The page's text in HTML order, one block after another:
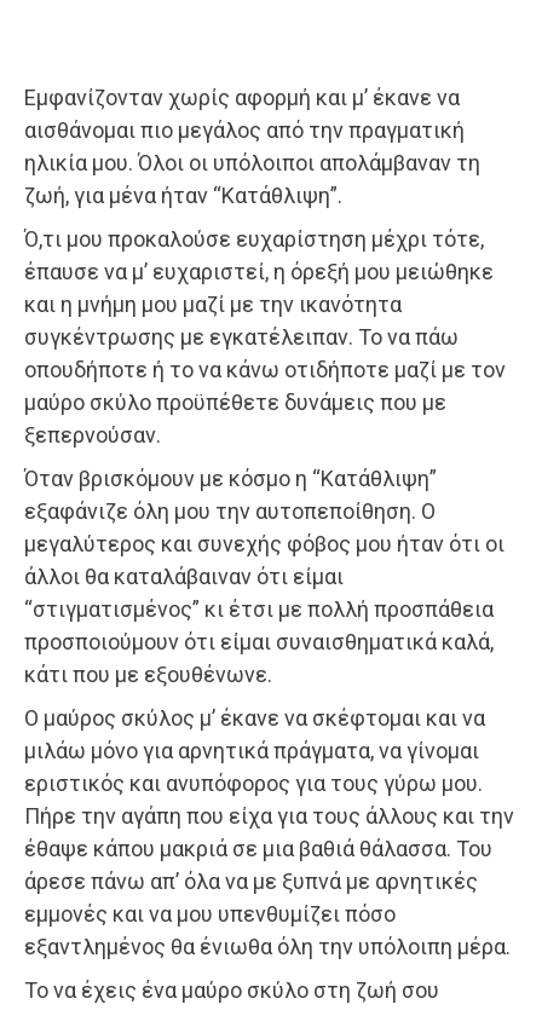
Εμφανίζονταν χωρίς αφορμή και μ’ έκανε να
αισθάνομαι πιο μεγάλος από την πραγματική
ηλικία μου. Όλοι οι υπόλοιποι απολάμβαναν τη
ζωή, για μένα ήταν “Κατάθλιψη”.
Ό,τι μου προκαλούσε ευχαρίστηση μέχρι τότε,
έπαυσε να μ’ ευχαριστεί, η όρεξή μου μειώθηκε
και η μνήμη μου μαζί με την ικανότητα
συγκέντρωσης με εγκατέλειπαν. Το να πάω
οπουδήποτε ή το να κάνω οτιδήποτε μαζί με τον
μαύρο σκύλο προϋπέθετε δυνάμεις που με
ξεπερνούσαν.
Όταν βρισκόμουν με κόσμο η “Κατάθλιψη”
εξαφάνιζε όλη μου την αυτοπεποίθηση. Ο
μεγαλύτερος και συνεχής φόβος μου ήταν ότι οι
άλλοι θα καταλάβαιναν ότι είμαι
“στιγματισμένος” κι έτσι με πολλή προσπάθεια
προσποιούμουν ότι είμαι συναισθηματικά καλά,
κάτι που με εξουθένωνε.
Ο μαύρος σκύλος μ’ έκανε να σκέφτομαι και να
μιλάω μόνο για αρνητικά πράγματα, να γίνομαι
εριστικός και ανυπόφορος για τους γύρω μου.
Πήρε την αγάπη που είχα για τους άλλους και την
έθαψε κάπου μακριά σε μια βαθιά θάλασσα. Του
άρεσε πάνω απ’ όλα να με ξυπνά με αρνητικές
εμμονές και να μου υπενθυμίζει πόσο
εξαντλημένος θα ένιωθα όλη την υπόλοιπη μέρα.
Το να έχεις ένα μαύρο σκύλο στη ζωή σου